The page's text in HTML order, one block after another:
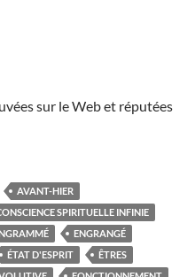
sur le Web et réputées
AVANT-HIER
SPIRITUELLE INFINIE
ENGRANGÉ
ÉTAT D'ESPRIT
ÊTRES